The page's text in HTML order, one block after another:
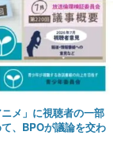
メ」に視聴者の一部
、BPOが議論を交わ